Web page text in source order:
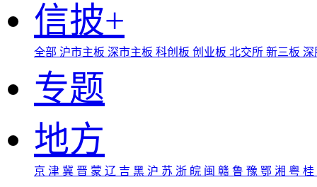
信披+
全部 沪市主板 深市主板 科创板 创业板 北交所 新三板
专题
地方
京 津 冀 晋 蒙 辽 吉 黑 沪 苏 浙 皖 闽 赣 鲁 豫 鄂 湘 粤 桂